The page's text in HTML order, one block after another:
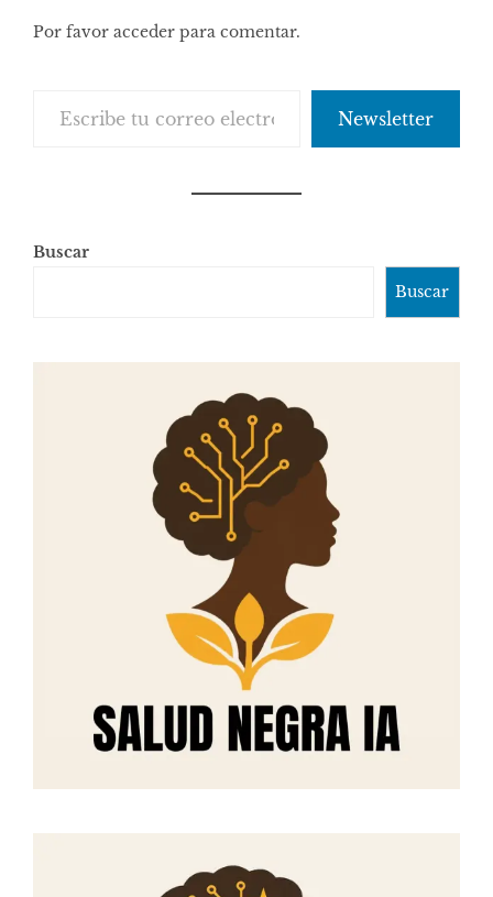
Por favor acceder para comentar.
Newsletter
Buscar
Buscar